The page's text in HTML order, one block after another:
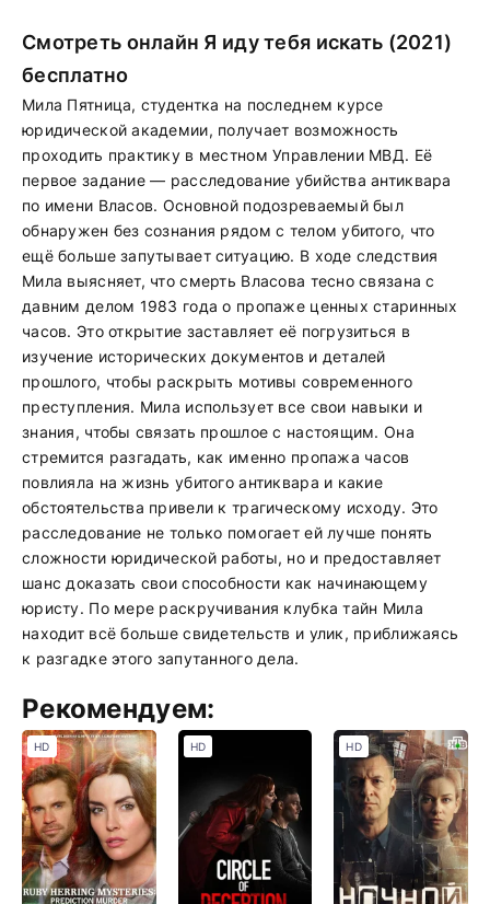
Смотреть онлайн Я иду тебя искать (2021)
бесплатно
Мила Пятница, студентка на последнем курсе
юридической академии, получает возможность
проходить практику в местном Управлении МВД. Её
первое задание — расследование убийства антиквара
по имени Власов. Основной подозреваемый был
обнаружен без сознания рядом с телом убитого, что
ещё больше запутывает ситуацию. В ходе следствия
Мила выясняет, что смерть Власова тесно связана с
давним делом 1983 года о пропаже ценных старинных
часов. Это открытие заставляет её погрузиться в
изучение исторических документов и деталей
прошлого, чтобы раскрыть мотивы современного
преступления. Мила использует все свои навыки и
знания, чтобы связать прошлое с настоящим. Она
стремится разгадать, как именно пропажа часов
повлияла на жизнь убитого антиквара и какие
обстоятельства привели к трагическому исходу. Это
расследование не только помогает ей лучше понять
сложности юридической работы, но и предоставляет
шанс доказать свои способности как начинающему
юристу. По мере раскручивания клубка тайн Мила
находит всё больше свидетельств и улик, приближаясь
к разгадке этого запутанного дела.
Рекомендуем:
HD HD HD